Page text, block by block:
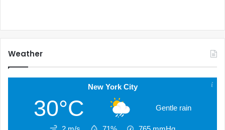
Weather
New York City
30°C Gentle rain